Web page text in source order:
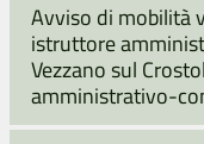
Avviso di mobilità
istruttore
Vezzano sul
amministrativo-